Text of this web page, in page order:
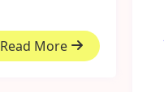
Read More